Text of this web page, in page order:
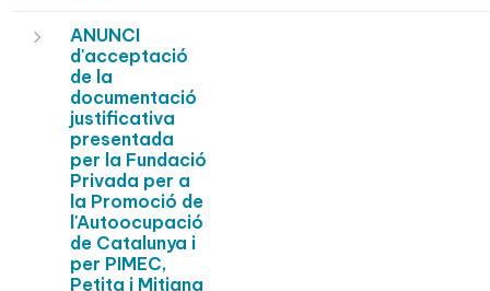
ANUNCI
d'acceptació
de la
documentació
justificativa
presentada
per la Fundació
Privada per a
la Promoció de
l'Autoocupació
de Catalunya i
per PIMEC,
Petita i Mitjana